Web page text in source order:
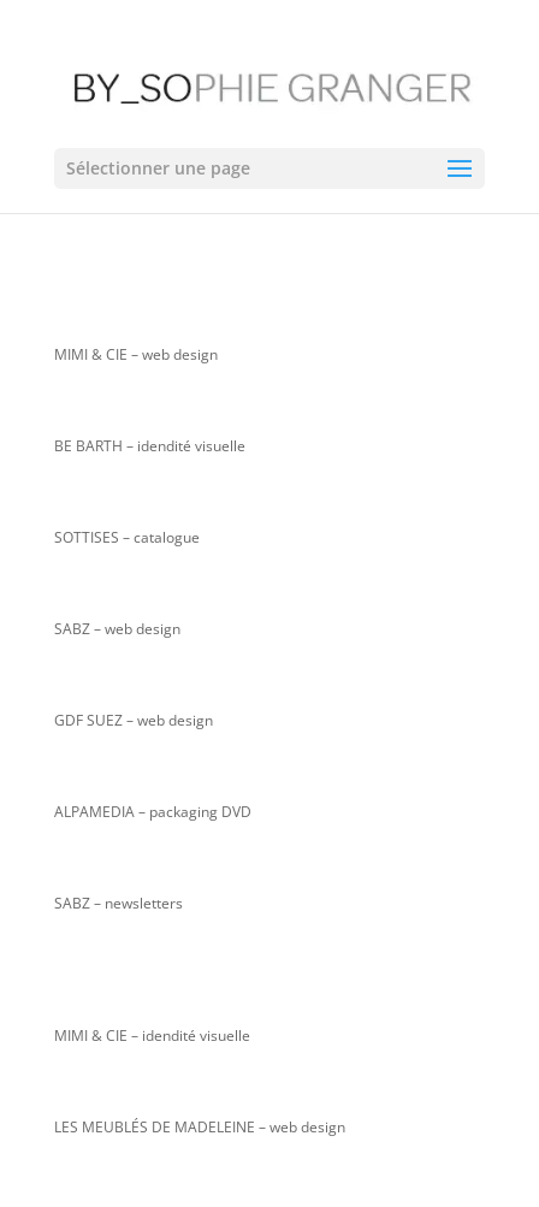
Sélectionner une page
MIMI & CIE – web design
BE BARTH – idendité visuelle
SOTTISES – catalogue
SABZ– web design
GDF SUEZ – web design
ALPAMEDIA – packaging DVD
SABZ – newsletters
MIMI & CIE – idendité visuelle
LES MEUBLÉS DE MADELEINE – web design